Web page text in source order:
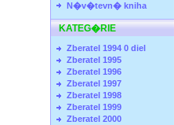
N�v�tevn� kniha
KATEG�RIE
Zberatel 1994 0 diel
Zberatel 1995
Zberatel 1996
Zberatel 1997
Zberatel 1998
Zberatel 1999
Zberatel 2000